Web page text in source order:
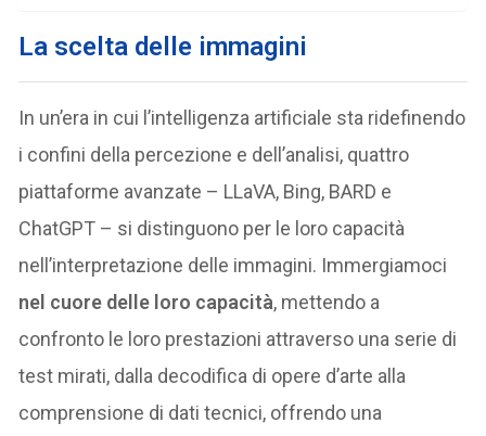
La scelta delle immagini
In un’era in cui l’intelligenza artificiale sta ridefinendo
i confini della percezione e dell’analisi, quattro
piattaforme avanzate – LLaVA, Bing, BARD e
ChatGPT – si distinguono per le loro capacità
nell’interpretazione delle immagini. Immergiamoci
nel cuore delle loro capacità, mettendo a
confronto le loro prestazioni attraverso una serie di
test mirati, dalla decodifica di opere d’arte alla
comprensione di dati tecnici, offrendo una